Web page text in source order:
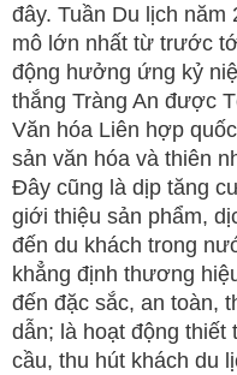
đây. Tuần Du lịch
mô lớn nhất từ trước
động hưởng ứng kỷ
thắng Tràng An được
Văn hóa Liên hợp
sản văn hóa và thiên
Đây cũng là dịp tăng
giới thiệu sản phẩm,
đến du khách trong
khẳng định thương
đến đặc sắc, an toàn,
dẫn; là hoạt động
cầu, thu hút khách du